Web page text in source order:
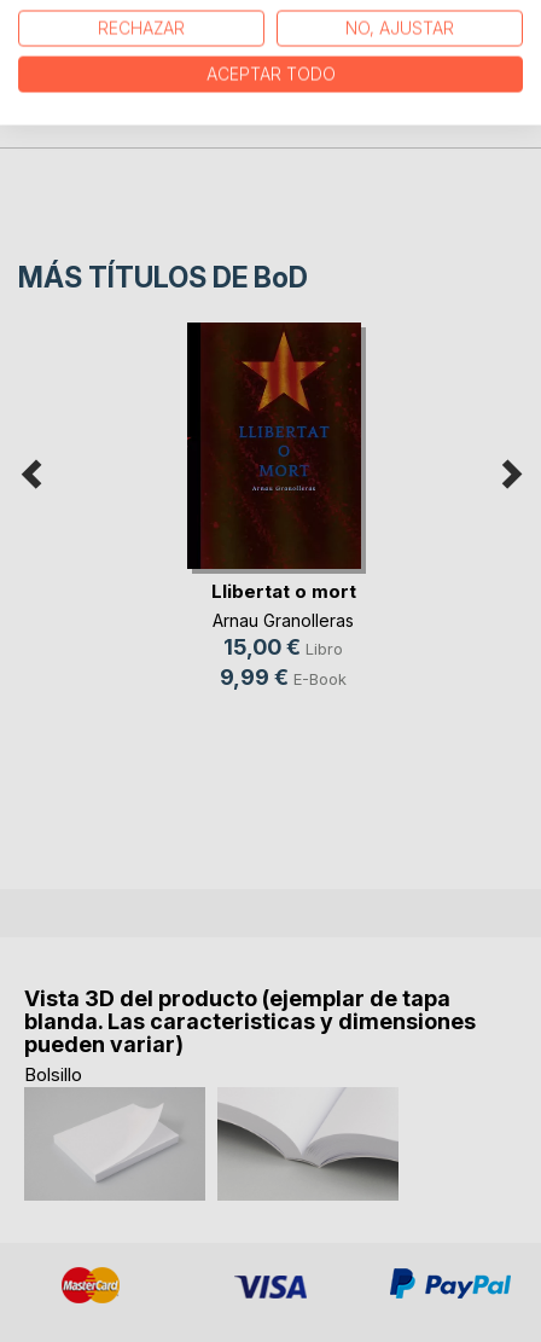
EN LA PRENSA
MÁS TÍTULOS DE BoD
Llibertat o mort
Arnau Granolleras
15,00 € Libro
9,99 € E-Book
Vista 3D del producto (ejemplar de tapa
blanda. Las caracteristicas y dimensiones
pueden variar)
Bolsillo
RECHAZAR NO, AJUSTAR
ACEPTAR TODO